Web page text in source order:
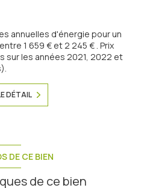
annuelles d'énergie pour un
1 659 € et 2 245 € . Prix
sur les années 2021, 2022 et
DÉTAIL
DE CE BIEN
de ce bien